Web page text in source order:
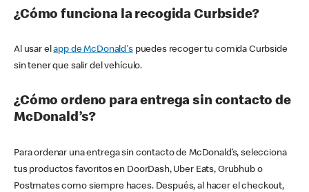
¿Cómo funciona la recogida Curbside?
Al usar elapp de McDonald'spuedes recoger tu comida Curbside
sin tener que salir del vehículo.
¿Cómo ordeno para entrega sin contacto de
McDonald’s?
Para ordenar una entrega sin contacto de McDonald’s, selecciona
tus productos favoritos en DoorDash, Uber Eats, Grubhub o
Postmates como siempre haces. Después, al hacer el checkout,